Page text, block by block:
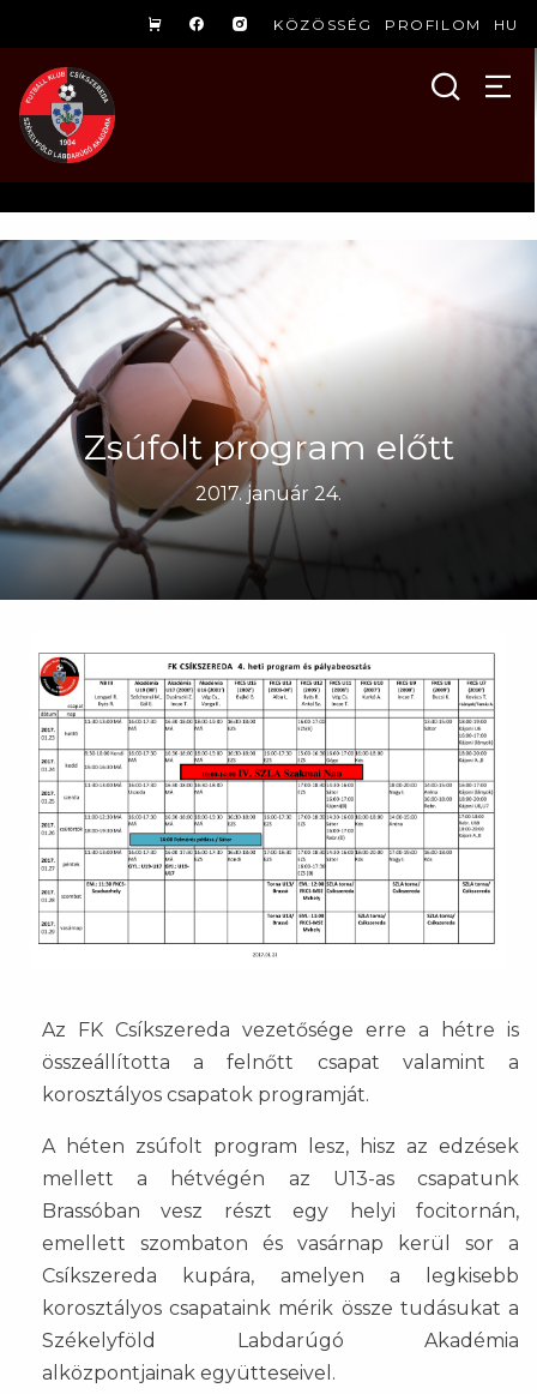
KÖZÖSSÉG PROFILOM HU
Zsúfolt program előtt
2017. január 24.
Az FK Csíkszereda vezetősége erre a hétre is
összeállította a felnőtt csapat valamint a
korosztályos csapatok programját.
A héten zsúfolt program lesz, hisz az edzések
mellett a hétvégén az U13-as csapatunk
Brassóban vesz részt egy helyi focitornán,
emellett szombaton és vasárnap kerül sor a
Csíkszereda kupára, amelyen a legkisebb
korosztályos csapataink mérik össze tudásukat a
Székelyföld Labdarúgó Akadémia
alközpontjainak együtteseivel.